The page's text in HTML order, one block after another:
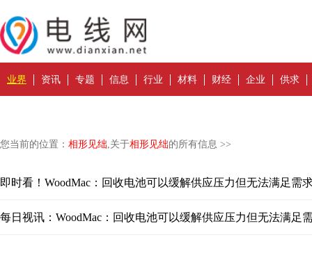
业界 资讯 专题 信息 行业 材料 财经 企业 供求
您当前的位置： 相形见绌,关于相形见绌的所有信息 >>
即时看！WoodMac：回收电池可以缓解供应压力但无法满足需
每日视讯：WoodMac：回收电池可以缓解供应压力但无法满足